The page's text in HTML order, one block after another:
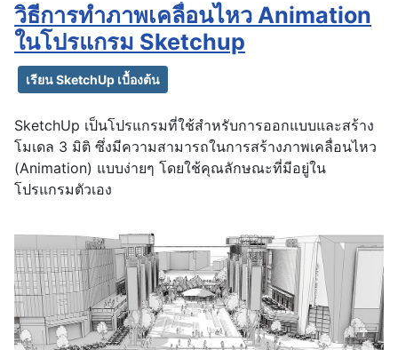
วิธีการทำภาพเคลื่อนไหว Animation
ในโปรแกรม Sketchup
เรียน SketchUp เบื้องต้น
SketchUp เป็นโปรแกรมที่ใช้สำหรับการออกแบบและสร้าง
โมเดล 3 มิติ ซึ่งมีความสามารถในการสร้างภาพเคลื่อนไหว
(Animation) แบบง่ายๆ โดยใช้คุณลักษณะที่มีอยู่ใน
โปรแกรมตัวเอง